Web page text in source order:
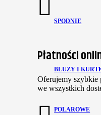
SPODNIE
BLUZY I
POLAROWE
Płatności
Oferujemy szybkie
we wszystkich